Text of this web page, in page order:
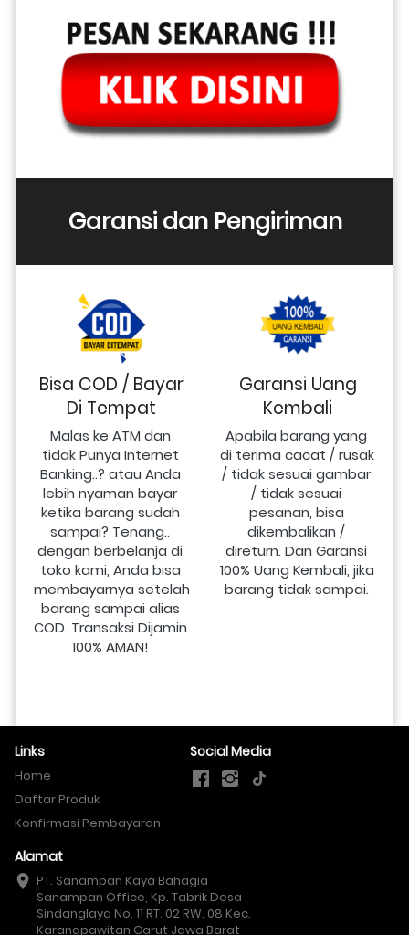
Garansi dan Pengiriman
Bisa COD / Bayar
Di Tempat
Malas ke ATM dan
tidak Punya Internet
Banking..? atau Anda
lebih nyaman bayar
ketika barang sudah
sampai? Tenang..
dengan berbelanja di
toko kami, Anda bisa
membayarnya setelah
barang sampai alias
COD. Transaksi Dijamin
100% AMAN!
Garansi Uang
Kembali
Apabila barang yang
di terima cacat / rusak
/ tidak sesuai gambar
/ tidak sesuai
pesanan, bisa
dikembalikan /
direturn. Dan Garansi
100% Uang Kembali, jika
barang tidak sampai.
Links
Home
Daftar Produk
Konfirmasi Pembayaran
Social Media
Alamat
PT. Sanampan Kaya Bahagia
Sanampan Office, Kp. Tabrik Desa
Sindanglaya No. 11 RT. 02 RW. 08 Kec.
Karangpawitan Garut Jawa Barat